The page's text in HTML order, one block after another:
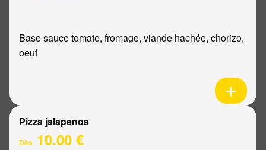
Base sauce tomate, fromage, viande hachée, chorizo,
oeuf
Pizza jalapenos
Dès 10.00 €